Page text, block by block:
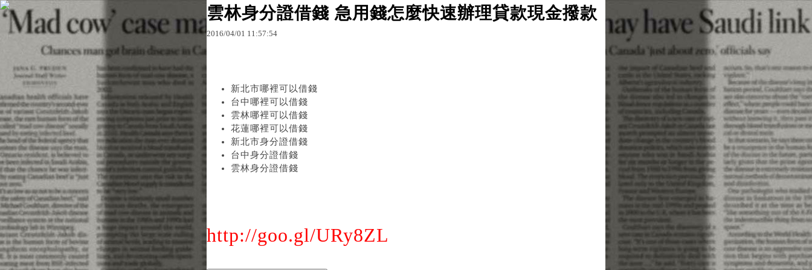
原文網址：http://blog.udn.com/ere5k8x4/52042585
雲林身分證借錢 急用錢怎麼快速辦理貸款現金撥款
2016/04/01 11:57:54
新北市哪裡可以借錢
台中哪裡可以借錢
雲林哪裡可以借錢
花蓮哪裡可以借錢
新北市身分證借錢
台中身分證借錢
雲林身分證借錢
http://goo.gl/URy8ZL